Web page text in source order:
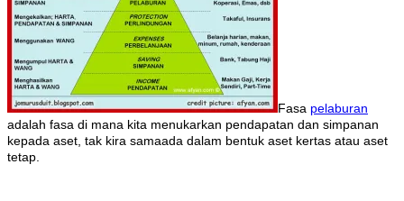
Fasa pelaburan
adalah fasa di mana kita menukarkan pendapatan dan simpanan
kepada aset, tak kira samaada dalam bentuk aset kertas atau aset
tetap.